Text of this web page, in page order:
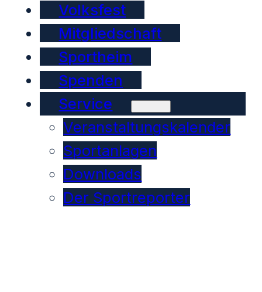
Volksfest
Mitgliedschaft
Sportheim
Spenden
Service
Veranstaltungskalender
Sportanlagen
Downloads
Der Sportreporter